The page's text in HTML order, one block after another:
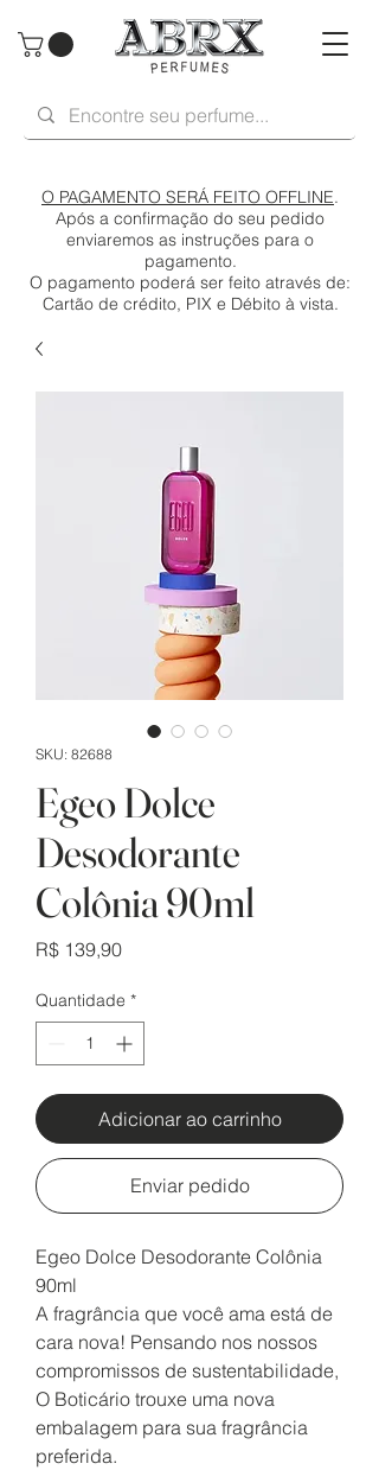
O PAGAMENTO SERÁ FEITO OFFLINE.
Após a confirmação do seu pedido
enviaremos as instruções para o
pagamento.
O pagamento poderá ser feito através de:
Cartão de crédito, PIX e Débito à vista.
SKU: 82688
Egeo Dolce
Desodorante
Colônia 90ml
R$ 139,90Preço
Quantidade *
Adicionar ao carrinho
Enviar pedido
Egeo Dolce Desodorante Colônia
90ml
A fragrância que você ama está de
cara nova! Pensando nos nossos
compromissos de sustentabilidade,
O Boticário trouxe uma nova
embalagem para sua fragrância
preferida.